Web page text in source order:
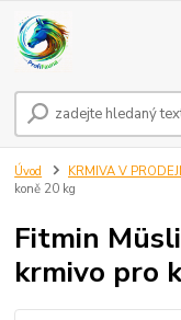
Úvod KRMIVA V
koně 20 kg
Fitmin
krmivo pro